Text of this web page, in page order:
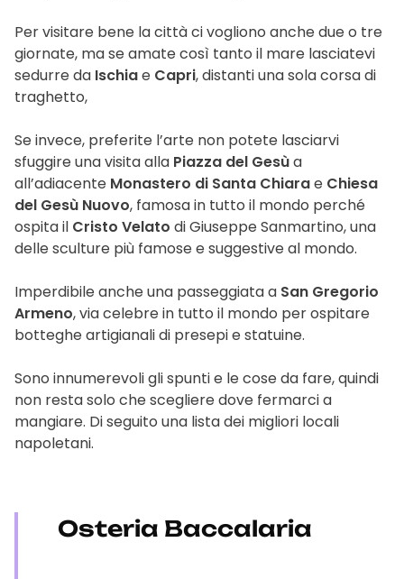
Per visitare bene la città ci vogliono anche due o tre
giornate, ma se amate così tanto il mare lasciatevi
sedurre da Ischiae Capri, distanti una sola corsa di
traghetto,
Se invece, preferite l’arte non potete lasciarvi
sfuggire una visita alla Piazza del Gesùa
all’adiacente Monastero di Santa Chiarae Chiesa
del Gesù Nuovo, famosa in tutto il mondo perché
ospita il Cristo Velato di Giuseppe Sanmartino, una
delle sculture più famose e suggestive al mondo.
Imperdibile anche una passeggiata a San Gregorio
Armeno, via celebre in tutto il mondo per ospitare
botteghe artigianali di presepi e statuine.
Sono innumerevoli gli spunti e le cose da fare, quindi
non resta solo che scegliere dove fermarci a
mangiare. Di seguito una lista dei migliori locali
napoletani.
Osteria Baccalaria